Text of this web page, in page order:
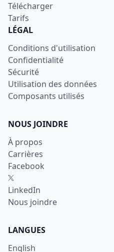
Télécharger
Tarifs
LÉGAL
Conditions d'utilisation
Confidentialité
Sécurité
Utilisation des données
Composants utilisés
NOUS JOINDRE
À propos
Carrières
Facebook
X
LinkedIn
Nous joindre
LANGUES
English